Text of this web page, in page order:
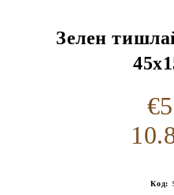
Зелен
Код: